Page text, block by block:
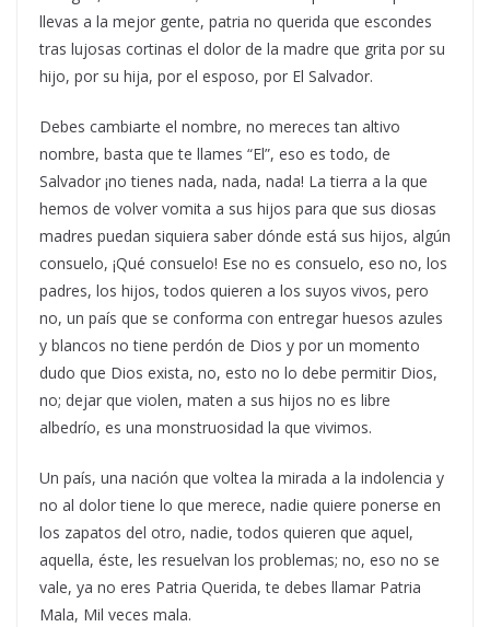
llevas a la mejor gente, patria no querida que escondes
tras lujosas cortinas el dolor de la madre que grita por su
hijo, por su hija, por el esposo, por El Salvador.
Debes cambiarte el nombre, no mereces tan altivo
nombre, basta que te llames “El”, eso es todo, de
Salvador ¡no tienes nada, nada, nada! La tierra a la que
hemos de volver vomita a sus hijos para que sus diosas
madres puedan siquiera saber dónde está sus hijos, algún
consuelo, ¡Qué consuelo! Ese no es consuelo, eso no, los
padres, los hijos, todos quieren a los suyos vivos, pero
no, un país que se conforma con entregar huesos azules
y blancos no tiene perdón de Dios y por un momento
dudo que Dios exista, no, esto no lo debe permitir Dios,
no; dejar que violen, maten a sus hijos no es libre
albedrío, es una monstruosidad la que vivimos.
Un país, una nación que voltea la mirada a la indolencia y
no al dolor tiene lo que merece, nadie quiere ponerse en
los zapatos del otro, nadie, todos quieren que aquel,
aquella, éste, les resuelvan los problemas; no, eso no se
vale, ya no eres Patria Querida, te debes llamar Patria
Mala, Mil veces mala.